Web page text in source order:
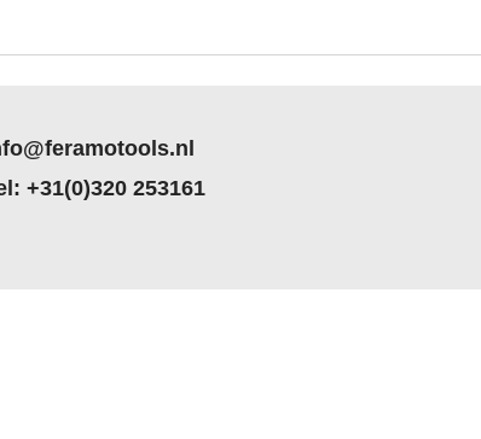
+31(0)320 253161